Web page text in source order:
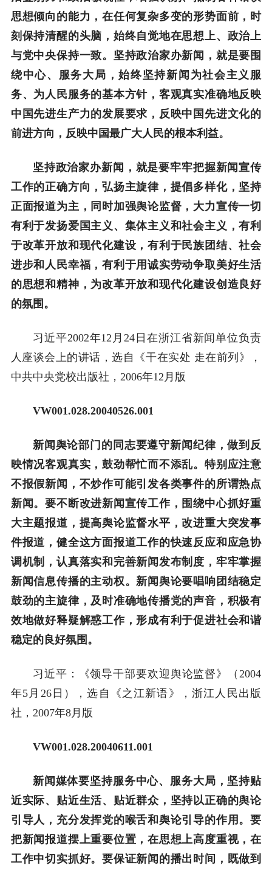
思想倾向的能力，在任何复杂多变的形势面前，时
刻保持清醒的头脑，始终自觉地在思想上、政治上
与党中央保持一致。坚持政治家办新闻，就是要围
绕中心、服务大局，始终坚持新闻为社会主义服
务、为人民服务的基本方针，客观真实准确地反映
中国先进生产力的发展要求，反映中国先进文化的
前进方向，反映中国最广大人民的根本利益。
坚持政治家办新闻，就是要牢牢把握新闻宣传
工作的正确方向，弘扬主旋律，提倡多样化，坚持
正面报道为主，同时加强舆论监督，大力宣传一切
有利于发扬爱国主义、集体主义和社会主义，有利
于改革开放和现代化建设，有利于民族团结、社会
进步和人民幸福，有利于用诚实劳动争取美好生活
的思想和精神，为改革开放和现代化建设创造良好
的氛围。
习近平2002年12月24日在浙江省新闻单位负责
人座谈会上的讲话，选自《干在实处 走在前列》，
中共中央党校出版社，2006年12月版
VW001.028.20040526.001
新闻舆论部门的同志要遵守新闻纪律，做到反
映情况客观真实，鼓劲帮忙而不添乱。特别应注意
不报假新闻，不炒作可能引发各类事件的所谓热点
新闻。要不断改进新闻宣传工作，围绕中心抓好重
大主题报道，提高舆论监督水平，改进重大突发事
件报道，健全这方面报道工作的快速反应和应急协
调机制，认真落实和完善新闻发布制度，牢牢掌握
新闻信息传播的主动权。新闻舆论要唱响团结稳定
鼓劲的主旋律，及时准确地传播党的声音，积极有
效地做好释疑解惑工作，形成有利于促进社会和谐
稳定的良好氛围。
习近平：《领导干部要欢迎舆论监督》（2004
年5月26日），选自《之江新语》，浙江人民出版
社，2007年8月版
VW001.028.20040611.001
新闻媒体要坚持服务中心、服务大局，坚持贴
近实际、贴近生活、贴近群众，坚持以正确的舆论
引导人，充分发挥党的喉舌和舆论引导的作用。要
把新闻报道摆上重要位置，在思想上高度重视，在
工作中切实抓好。要保证新闻的播出时间，既做到